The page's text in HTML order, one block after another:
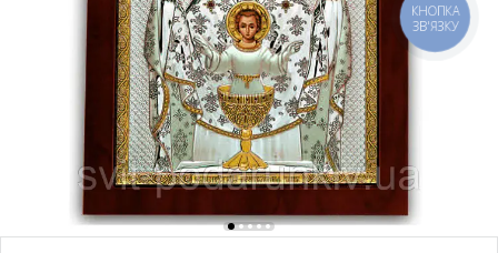
КНОПКА
ЗВ'ЯЗКУ